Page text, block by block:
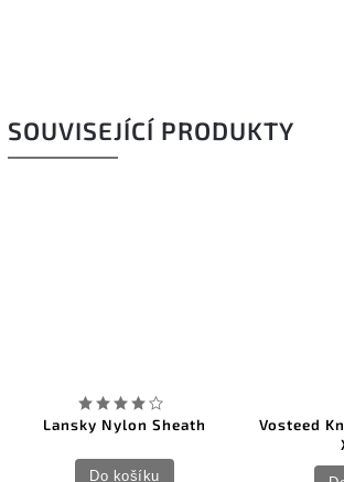
SOUVISEJÍCÍ PRODUKTY
Lansky Nylon Sheath
Do košíku
Vosteed